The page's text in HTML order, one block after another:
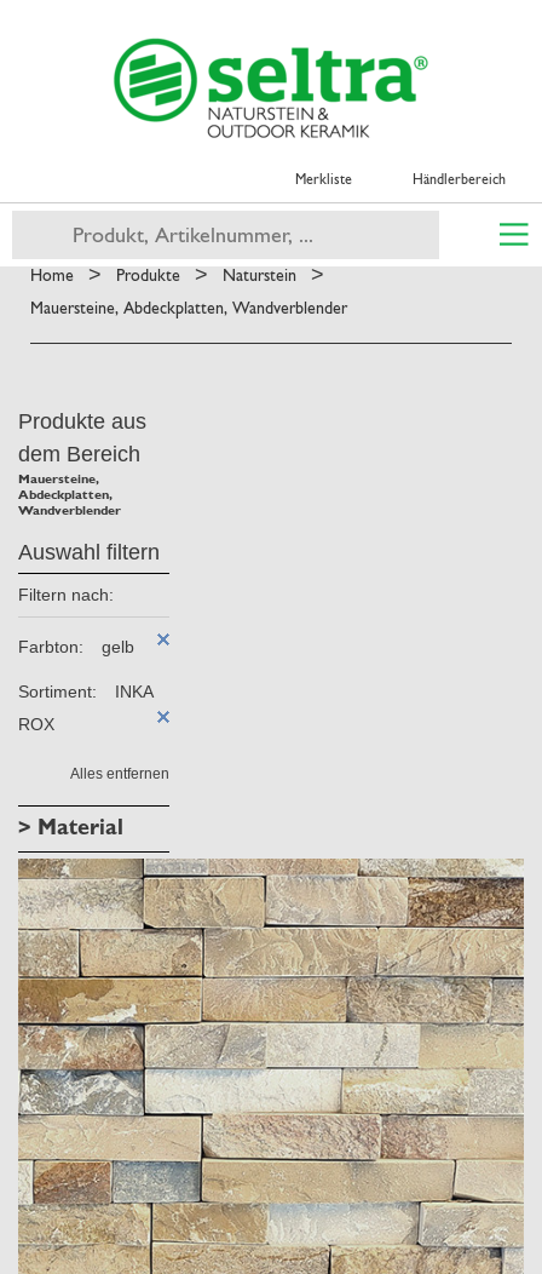
Merkliste Händlerbereich
Home > Produkte > Naturstein >
Mauersteine, Abdeckplatten, Wandverblender
Produkte aus
dem Bereich
Mauersteine,
Abdeckplatten,
Wandverblender
Auswahl filtern
Filtern nach:
Farbton: gelb
Sortiment:
INKA
ROX
Alles entfernen
> Material